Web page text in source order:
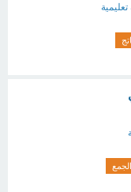
تعليمية
الجمع